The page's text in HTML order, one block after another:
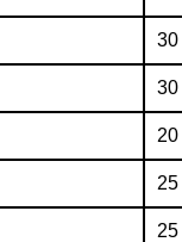
30
30